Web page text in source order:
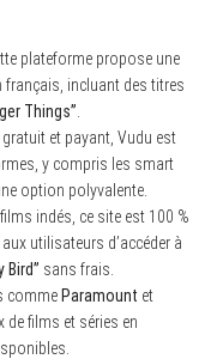
plateforme propose une
français, incluant des titres
Things”
et payant, Vudu est
y compris les smart
option polyvalente.
indés, ce site est 100 %
utilisateurs d’accéder à
Bird” sans frais.
comme Paramount et
de films et séries en